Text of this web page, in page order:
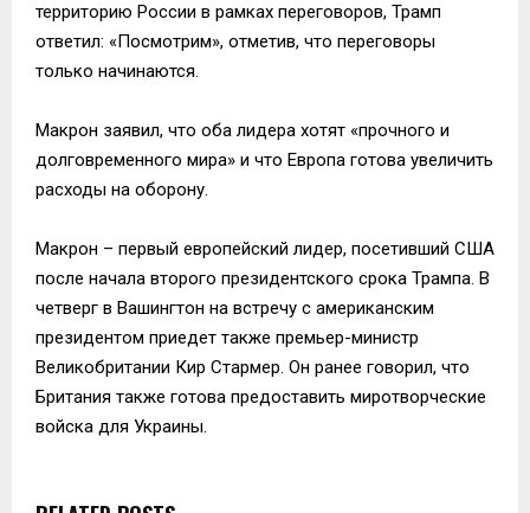
территорию России в рамках переговоров, Трамп
ответил: «Посмотрим», отметив, что переговоры
только начинаются.
Макрон заявил, что оба лидера хотят «прочного и
долговременного мира» и что Европа готова увеличить
расходы на оборону.
Макрон – первый европейский лидер, посетивший США
после начала второго президентского срока Трампа. В
четверг в Вашингтон на встречу с американским
президентом приедет также премьер-министр
Великобритании Кир Стармер. Он ранее говорил, что
Британия также готова предоставить миротворческие
войска для Украины.